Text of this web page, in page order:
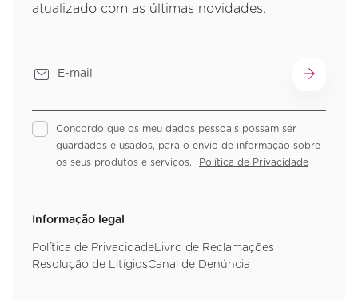
atualizado com as últimas novidades.
Concordo que os meu dados pessoais possam ser
guardados e usados, para o envio de informação sobre
os seus produtos e serviços.
Política de Privacidade
Informação legal
Política de Privacidade Livro de Reclamações
Resolução de LitígiosCanal de Denúncia